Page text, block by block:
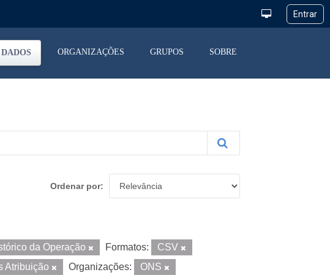
ORGANIZAÇÕES GRUPOS SOBRE
Ordenar por
da Operação Formatos:
CSV
Atribuição Organizações: ONS